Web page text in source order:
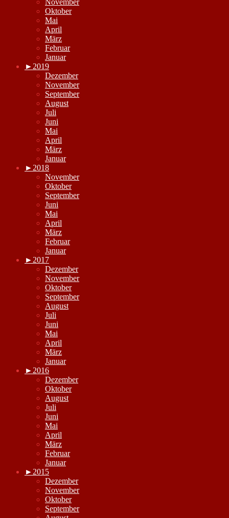
Oktober
Mai
April
März
Februar
Januar
► 2019
Dezember
November
September
August
Juli
Juni
Mai
April
März
Januar
► 2018
November
Oktober
September
Juni
Mai
April
März
Februar
Januar
► 2017
Dezember
November
Oktober
September
August
Juli
Juni
Mai
April
März
Januar
► 2016
Dezember
Oktober
August
Juli
Juni
Mai
April
März
Februar
Januar
► 2015
Dezember
November
Oktober
September